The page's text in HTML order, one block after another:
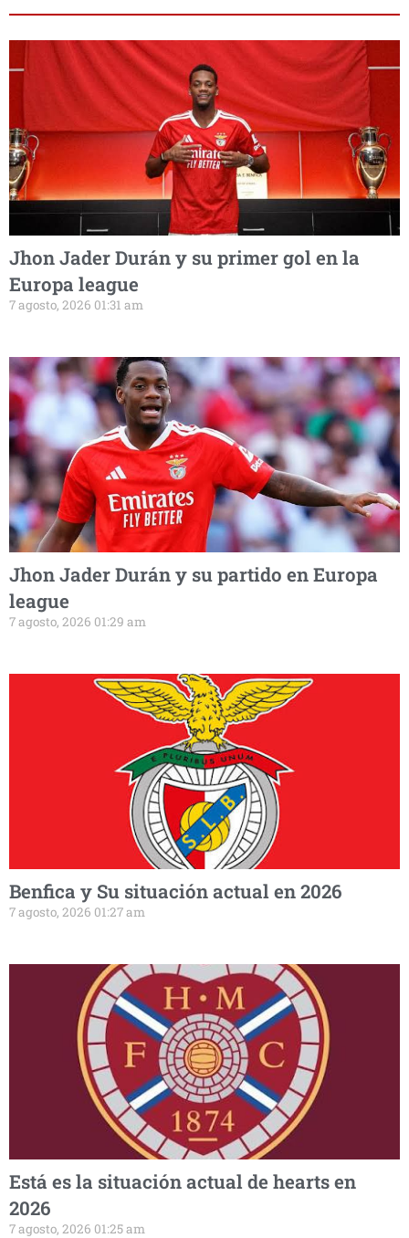
Jhon Jader Durán y su primer gol en la
Europa league
7 agosto, 2026 01:31 am
Jhon Jader Durán y su partido en Europa
league
7 agosto, 2026 01:29 am
Benfica y Su situación actual en 2026
7 agosto, 2026 01:27 am
Está es la situación actual de hearts en
2026
7 agosto, 2026 01:25 am